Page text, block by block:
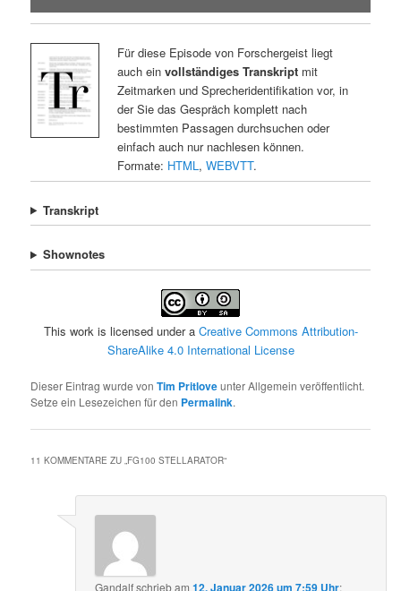
Für diese Episode von Forschergeist liegt
auch ein vollständiges Transkriptmit
Zeitmarken und Sprecheridentifikation vor, in
der Sie das Gespräch komplett nach
bestimmten Passagen durchsuchen oder
einfach auch nur nachlesen können.
Formate: HTML, WEBVTT.
Transkript
Shownotes
This work is licensed under a Creative Commons Attribution-
ShareAlike 4.0 International License
Dieser Eintrag wurde vonTim Pritloveunter Allgemein veröffentlicht.
Setze ein Lesezeichen für den Permalink.
11 KOMMENTARE ZU „FG100 STELLARATOR“
Gandalfschriebam12. Januar 2026 um 7:59 Uhr: